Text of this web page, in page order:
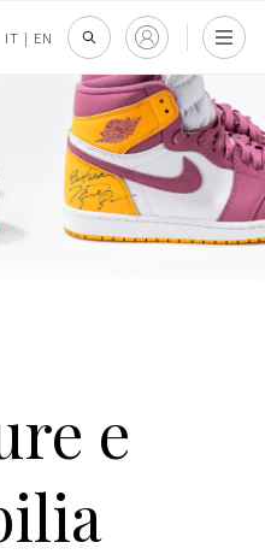
IT | EN
e